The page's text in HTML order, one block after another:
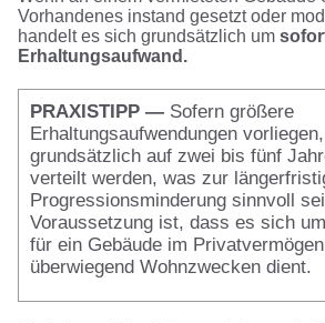
Vorhandenes instand gesetzt oder
handelt es sich grundsätzlich um
Erhaltungsaufwand.
PRAXISTIPP — Sofern größere
Erhaltungsaufwendungen
grundsätzlich auf zwei bis fünf
verteilt werden, was zur
Progressionsminderung sinnvoll
Voraussetzung ist, dass es sich
für ein Gebäude im
überwiegend Wohnzwecken dient.